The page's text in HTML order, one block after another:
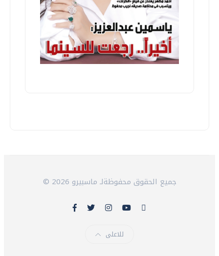
© 2026 جميع الحقوق محفوظةلـ ماسبيرو
للاعلى